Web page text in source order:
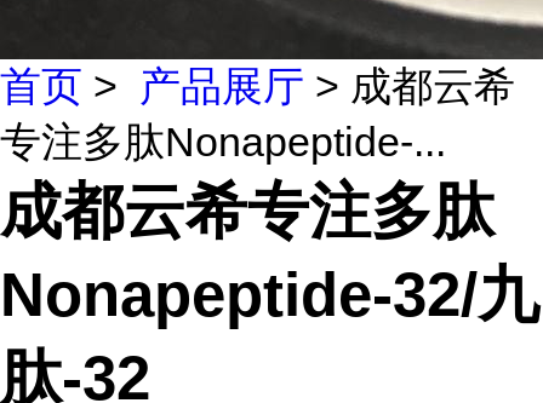
首页 > 产品展厅 > 成都云希
专注多肽Nonapeptide-...
成都云希专注多肽
Nonapeptide-32/九
肽-32